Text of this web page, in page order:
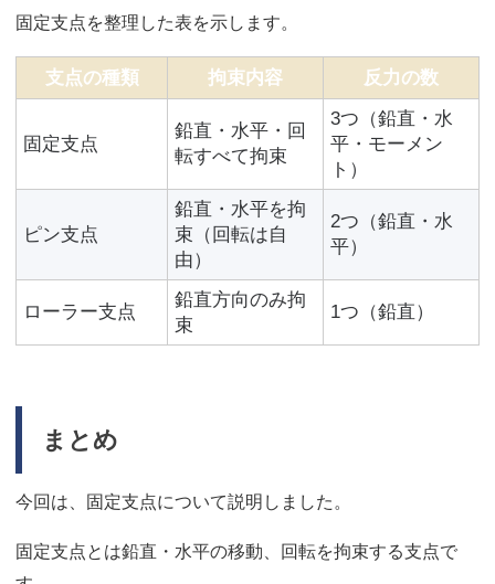
固定支点を整理した表を示します。
支点の種類 拘束内容 反力の数
固定支点
鉛直・水平・回
転すべて拘束
3つ（鉛直・水
平・モーメン
ト）
ピン支点
鉛直・水平を拘
束（回転は自
由）
2つ（鉛直・水
平）
ローラー支点
鉛直方向のみ拘
束
1つ（鉛直）
まとめ
今回は、固定支点について説明しました。
固定支点とは鉛直・水平の移動、回転を拘束する支点で